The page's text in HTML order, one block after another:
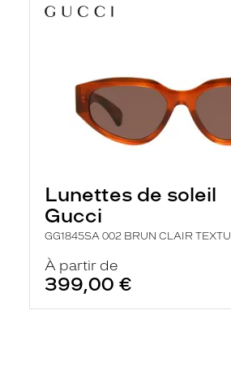
Lunettes de soleil
Gucci
GG1845SA 002 BRUN CLAIR TEXTU
À partir de
399,00 €